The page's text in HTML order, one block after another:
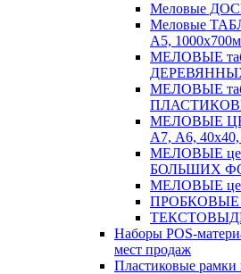
Меловые
Меловые
А5,
МЕЛОВЫЕ
ДЕРЕВЯННЫХ
МЕЛОВЫЕ
МЕЛОВЫЕ
А7, А6, 40х40,
МЕЛОВЫЕ
БОЛЬШИХ
МЕЛОВЫЕ
Наборы POS-
мест продаж
Пластиковые рамки